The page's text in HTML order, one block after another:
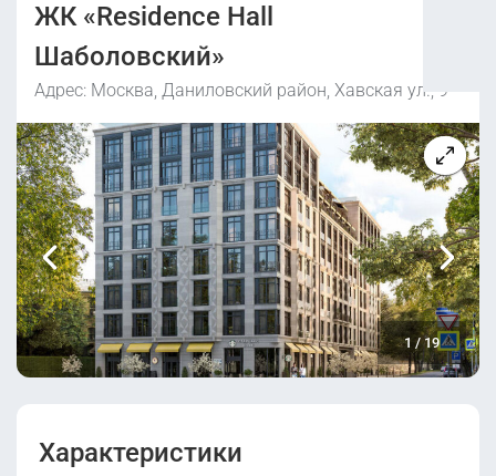
ЖК «Residence Hall
Шаболовский»
Адрес: Москва, Даниловский район, Хавская ул., 9
1 / 19
Характеристики